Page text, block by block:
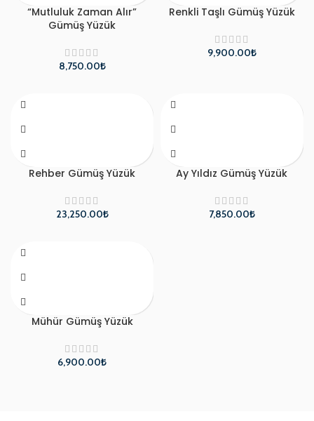
“Mutluluk Zaman Alır”
Gümüş Yüzük
₺
Renkli Taşlı Gümüş Yüzük
₺
Rehber Gümüş Yüzük
₺
Ay Yıldız Gümüş Yüzük
₺
Mühür Gümüş Yüzük
₺